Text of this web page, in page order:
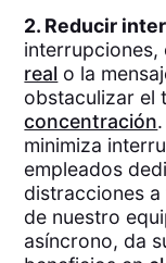
2. Reducir
interrupciones,
real o la
obstaculizar el
concentración
minimiza
empleados
distracciones
de nuestro
asíncrono, da